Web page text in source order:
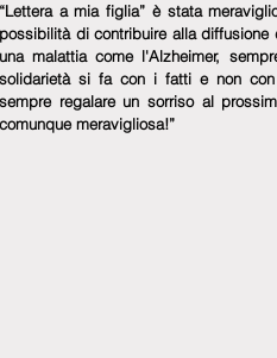
“Lettera a mia figlia” è stata
possibilità di contribuire alla diffusione
una malattia come l'Alzheimer,
solidarietà si fa con i fatti e non
sempre regalare un sorriso al
comunque meravigliosa!”